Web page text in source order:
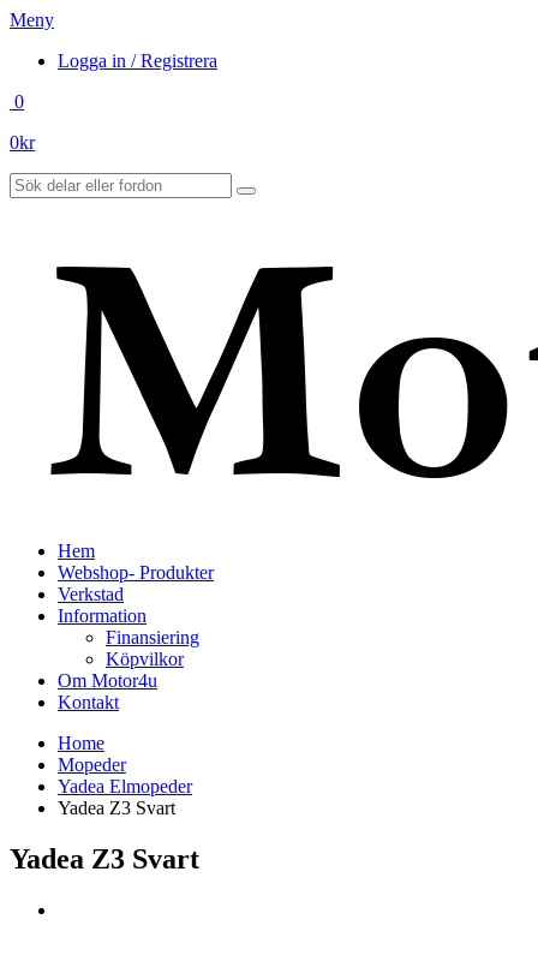
Meny
Logga in / Registrera
0
0kr
Hem
Webshop- Produkter
Verkstad
Information
Finansiering
Köpvilkor
Om Motor4u
Kontakt
Home
Mopeder
Yadea Elmopeder
Yadea Z3 Svart
Yadea Z3 Svart